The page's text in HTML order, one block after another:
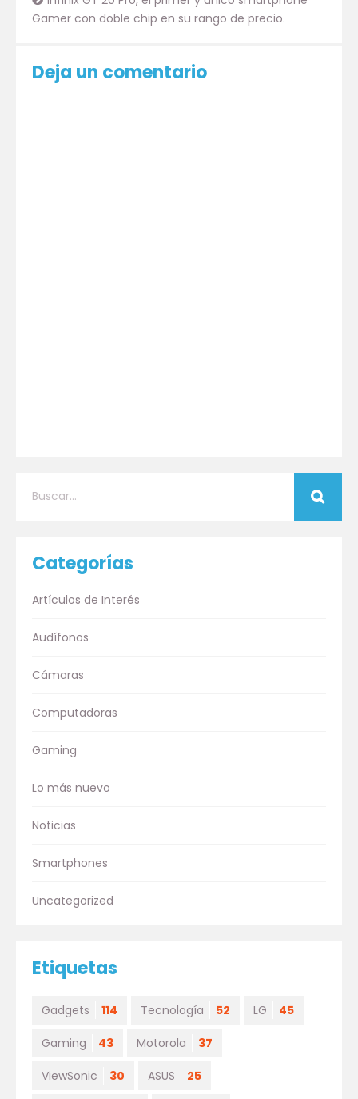
Gamer con doble chip en su rango de precio.
Deja un comentario
Categorías
Artículos de Interés
Audífonos
Cámaras
Computadoras
Gaming
Lo más nuevo
Noticias
Smartphones
Uncategorized
Etiquetas
Gadgets 114 Tecnología 52 LG 45
Gaming 43 Motorola 37
ViewSonic 30 ASUS 25